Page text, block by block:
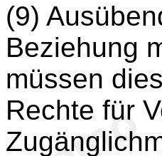
(9)
Beziehung
müssen
Rechte für